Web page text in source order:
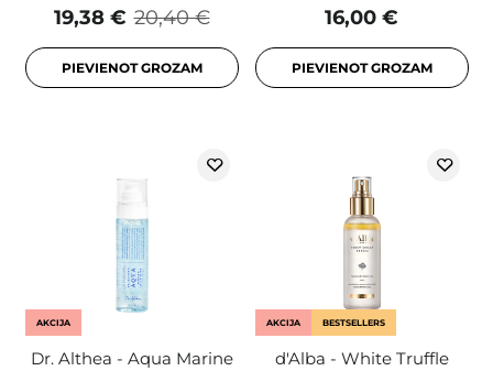
20,40 €
19,38 €
PIEVIENOT GROZAM
16,00 €
PIEVIENOT GROZAM
AKCIJA
Dr. Althea - Aqua Marine
AKCIJA BESTSELLERS
d'Alba - White Truffle